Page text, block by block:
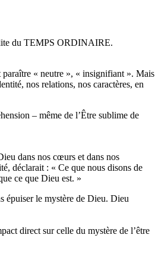
dite du TEMPS ORDINAIRE.
« neutre », « insignifiant ». Mais
nos relations, nos caractères, en
– même de l’Être sublime de
dans nos cœurs et dans nos
déclarait : « Ce que nous disons de
ce que Dieu est. »
épuiser le mystère de Dieu. Dieu
direct sur celle du mystère de l’être